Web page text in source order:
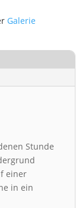
Galerie
Stunde
einer
in ein